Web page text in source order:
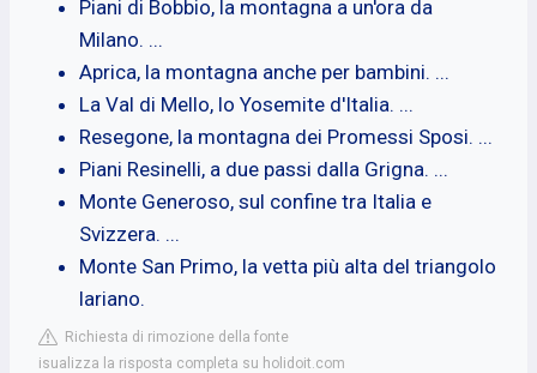
Piani di Bobbio, la montagna a un'ora da
Milano. ...
Aprica, la montagna anche per bambini. ...
La Val di Mello, lo Yosemite d'Italia. ...
Resegone, la montagna dei Promessi Sposi. ...
Piani Resinelli, a due passi dalla Grigna. ...
Monte Generoso, sul confine tra Italia e
Svizzera. ...
Monte San Primo, la vetta più alta del triangolo
lariano.
Richiesta di rimozione della fonte
isualizza la risposta completa su holidoit.com